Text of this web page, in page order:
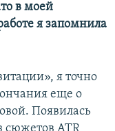
в моей
я запомнила
я точно
еще о
Появилась